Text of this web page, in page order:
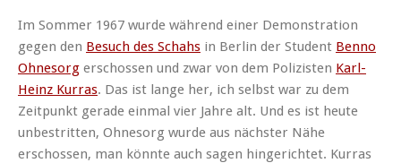
Im Sommer 1967 wurde während einer Demonstration
gegen den Besuch des Schahs in Berlin der Student Benno
Ohnesorg erschossen und zwar von dem Polizisten Karl-
Heinz Kurras. Das ist lange her, ich selbst war zu dem
Zeitpunkt gerade einmal vier Jahre alt. Und es ist heute
unbestritten, Ohnesorg wurde aus nächster Nähe
erschossen, man könnte auch sagen hingerichtet. Kurras